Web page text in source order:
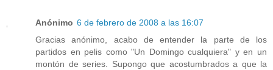
Anónimo 6 de febrero de 2008 a las 16:07
Gracias anónimo, acabo de entender la parte de los
partidos en pelis como "Un Domingo cualquiera" y en un
montón de series. Supongo que acostumbrados a que la